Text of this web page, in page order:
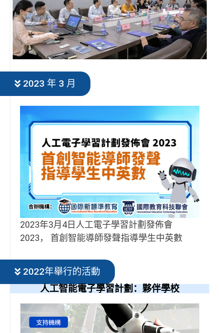
2023 年 3 月
2023年3月4日人工電子學習計劃發佈會
2023， 首創智能導師發聲指導學生中英數
2022年舉行的活動
人工智能電子學習計劃：夥伴學校